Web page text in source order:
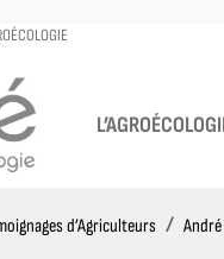
d’Agriculteurs André